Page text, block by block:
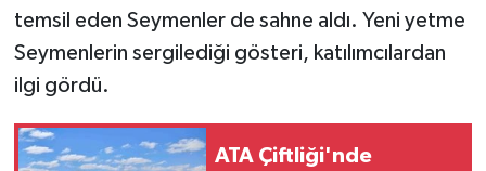
temsil eden Seymenler de sahne aldı. Yeni yetme
Seymenlerin sergilediği gösteri, katılımcılardan
ilgi gördü.
ATA Çiftliği'nde